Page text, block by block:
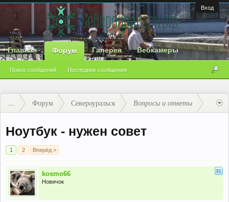
Вход
Главная Форум
Поиск сообщений Последние сообщения
Галерея Вебкамеры
... Форум Североуральск Вопросы и ответы
Ноутбук - нужен совет
1 2 Вперёд >
kosmo66
Новичок